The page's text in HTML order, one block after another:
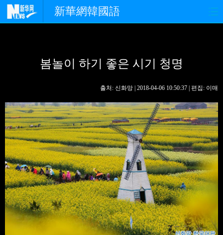
新華網韓國語
경제 사회 포토
핫 TV 문화
연예 관광 오피니언
생생 중국어
봄놀이 하기 좋은 시기 청명
출처: 신화망 | 2018-04-06 10:50:37 | 편집: 이매